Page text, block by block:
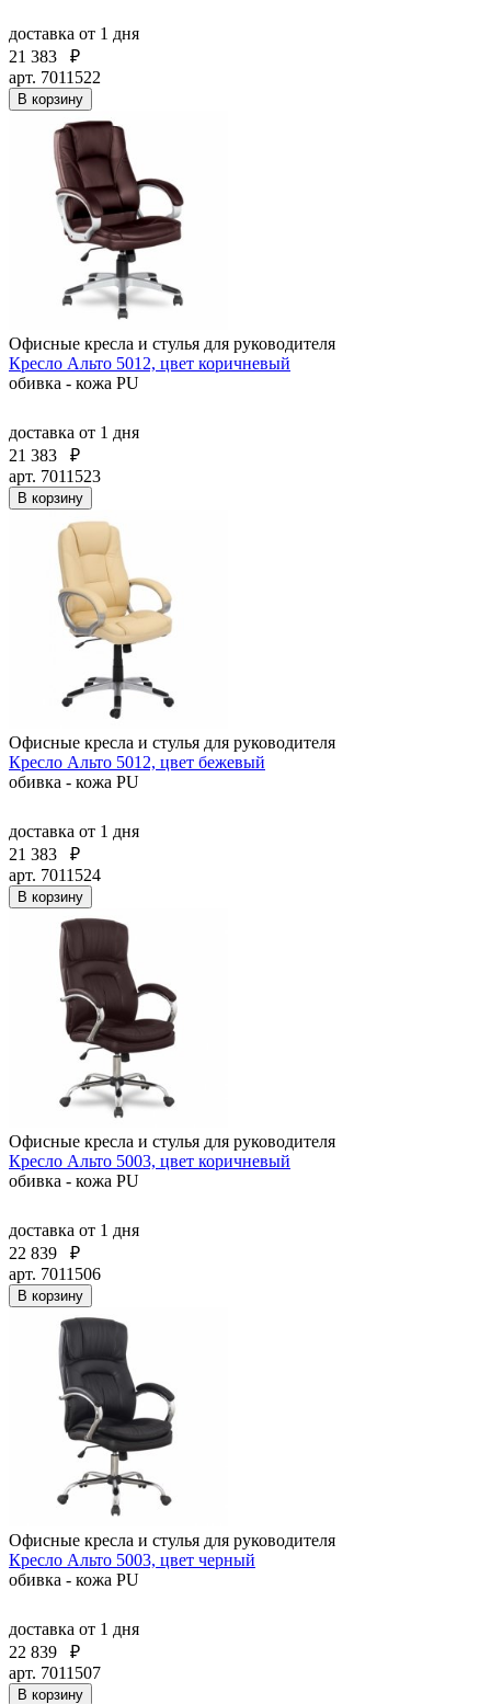
доставка от 1 дня
21 383
₽
арт. 7011522
В корзину
Офисные кресла и стулья для руководителя
Кресло Альто 5012, цвет коричневый
обивка - кожа PU
доставка от 1 дня
21 383
₽
арт. 7011523
В корзину
Офисные кресла и стулья для руководителя
Кресло Альто 5012, цвет бежевый
обивка - кожа PU
доставка от 1 дня
21 383
₽
арт. 7011524
В корзину
Офисные кресла и стулья для руководителя
Кресло Альто 5003, цвет коричневый
обивка - кожа PU
доставка от 1 дня
22 839
₽
арт. 7011506
В корзину
Офисные кресла и стулья для руководителя
Кресло Альто 5003, цвет черный
обивка - кожа PU
доставка от 1 дня
22 839
₽
арт. 7011507
В корзину